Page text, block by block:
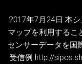
2017年7月24日 本
マップを利用するこ
センサーデータを国
受信例 http://